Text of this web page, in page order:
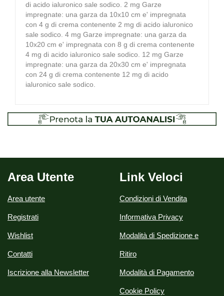
di acido ialuronico sale sodico. 2 mg Garze
impregnate: una garza da 10x10 cm e' impregnata
con 4 g di crema contenente 2 mg di acido ialuronico
sale sodico. 4 mg Garze impregnate: una garza da
10x20 cm e' impregnata con 8 g di crema contenente
4 mg di acido ialuronico sale sodico. 12 mg Garze
impregnate: una garza da 20x30 cm e' impregnata
con 24 g di crema contenente 12 mg di acido
ialuronico sale sodico.
Area Utente
Area utente
Registrati
Wishlist
Contatti
Iscrizione alla Newsletter
Link Veloci
Condizioni di Vendita
Informativa Privacy
Modalità di Spedizione e
Ritiro
Modalità di Pagamento
Cookie Policy